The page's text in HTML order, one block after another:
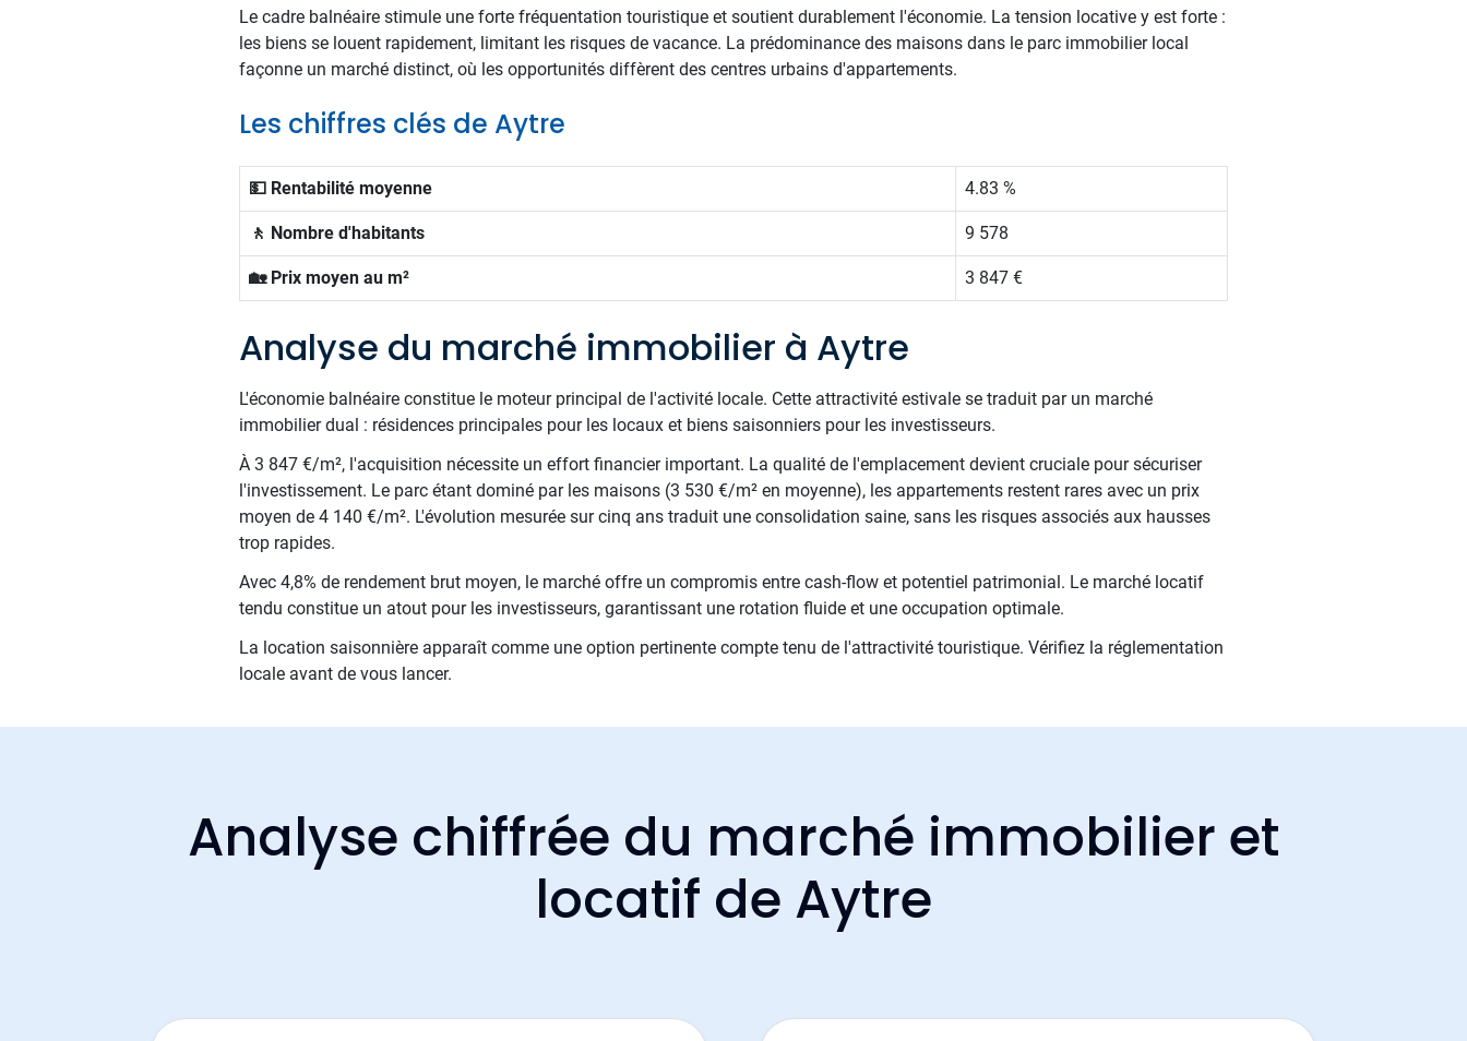
Le cadre balnéaire stimule une forte fréquentation touristique et soutient durablement l'économie. La tension locative y est forte :
les biens se louent rapidement, limitant les risques de vacance. La prédominance des maisons dans le parc immobilier local
façonne un marché distinct, où les opportunités diffèrent des centres urbains d'appartements.
Les chiffres clés de Aytre
💵 Rentabilité moyenne 4.83 %
🚶 Nombre d'habitants 9 578
🏡 Prix moyen au m² 3 847 €
Analyse du marché immobilier à Aytre
L'économie balnéaire constitue le moteur principal de l'activité locale. Cette attractivité estivale se traduit par un marché
immobilier dual : résidences principales pour les locaux et biens saisonniers pour les investisseurs.
À 3 847 €/m², l'acquisition nécessite un effort financier important. La qualité de l'emplacement devient cruciale pour sécuriser
l'investissement. Le parc étant dominé par les maisons (3 530 €/m² en moyenne), les appartements restent rares avec un prix
moyen de 4 140 €/m². L'évolution mesurée sur cinq ans traduit une consolidation saine, sans les risques associés aux hausses
trop rapides.
Avec 4,8% de rendement brut moyen, le marché offre un compromis entre cash-flow et potentiel patrimonial. Le marché locatif
tendu constitue un atout pour les investisseurs, garantissant une rotation fluide et une occupation optimale.
La location saisonnière apparaît comme une option pertinente compte tenu de l'attractivité touristique. Vérifiez la réglementation
locale avant de vous lancer.
Analyse chiffrée du marché immobilier et
locatif de Aytre